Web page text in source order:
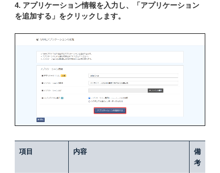
4. アプリケーション情報を入力し、「アプリケーション
を追加する」をクリックします。
項目 内容
備
考